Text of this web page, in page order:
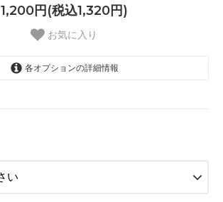
1,200円(税込1,320円)
お気に入り
各オプションの詳細情報